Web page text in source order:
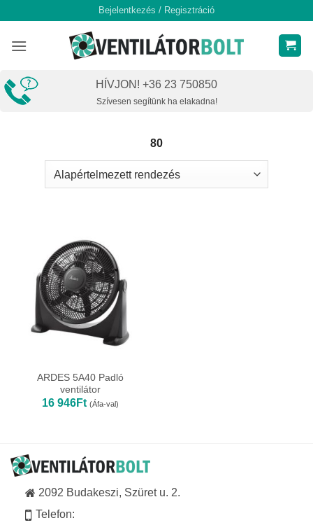
content
Bejelentkezés / Regisztráció
HÍVJON! +36 23 750850
Szívesen segítünk ha elakadna!
80
ARDES 5A40 Padló
ventilátor
16 946Ft (Áfa-val)
2092 Budakeszi, Szüret u. 2.
Telefon: